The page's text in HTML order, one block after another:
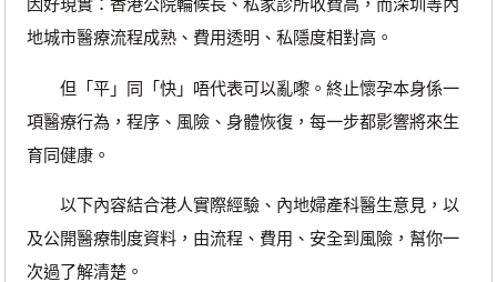
因好現實：香港公院輪候長、私家診所收費高，而深圳等內
地城市醫療流程成熟、費用透明、私隱度相對高。
但「平」同「快」唔代表可以亂嚟。終止懷孕本身係一
項醫療行為，程序、風險、身體恢復，每一步都影響將來生
育同健康。
以下內容結合港人實際經驗、內地婦產科醫生意見，以
及公開醫療制度資料，由流程、費用、安全到風險，幫你一
次過了解清楚。